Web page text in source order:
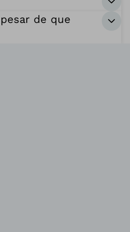
de que